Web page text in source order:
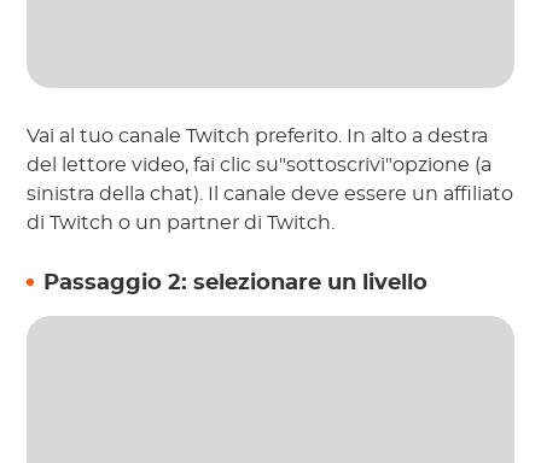
Vai al tuo canale Twitch preferito. In alto a destra
del lettore video, fai clic su"sottoscrivi"opzione (a
sinistra della chat). Il canale deve essere un affiliato
di Twitch o un partner di Twitch.
Passaggio 2: selezionare un livello